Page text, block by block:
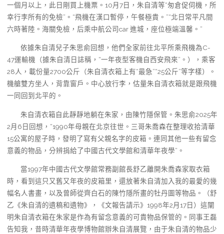
一個月以上，此日剛買上機票。10月7日，朱自清等“匆倉促伺機，所
幸行李所有的免檢”。“飛機在漢口暫停，午餐極貴。”“北日常平凡間
六時著陸。海關免檢，后乘中航公司car 進城，座位極端溫馨。”
依據朱自清兒子朱思俞回想，他們全家前往北平所乘飛機為C-
47運輸機（據朱自清日誌稱，“一年夜型客機自西安飛來”。），乘客
28人，載份量2700公斤（朱自清衣箱上有“最急”“25公斤”等字樣）。
機艙雙方坐人，背靠窗戶。中心放行李，估量朱自清衣箱就是跟飛機
一同回到北平的。
朱自清衣箱自此靜靜地躺在朱家，由陳竹隱保管。朱思俞2025年
2月6日回想，“1990年母親在北京往世。三哥朱喬森在整理收拾清華
15公寓的屋子時，發明了寫有父親名字的皮箱。連同其他一些有留念
意義的物品，分辨捐給了中國古代文學館和清華年夜學”。
當1997年中國古代文學館常務副館長舒乙離開朱喬森家取衣箱
時，看到這只又舊又年夜的皮箱里，還放著朱自清加入我的最愛的幾
幅名人書畫，以及曾師從齊白石的陳竹隱所畫的牡丹圖等物品。（舒
乙《朱自清的遺稿和遺物》，《文報告請示》1998年2月17日）這闡
明朱自清衣箱在朱家是作為有留念意義的可貴物品保管的。同事王磊
告知我，昔時清華年夜學博物館辦朱自清展覽，由于朱自清的物品少